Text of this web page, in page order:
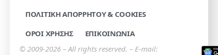
ΠΟΛΙΤΙΚΗ ΑΠΟΡΡΗΤΟΥ & COOKIES
ΟΡΟΙ ΧΡΗΣΗΣ
ΕΠΙΚΟΙΝΩΝΙΑ
© 2009-2026 – All rights reserved. – E-mail: